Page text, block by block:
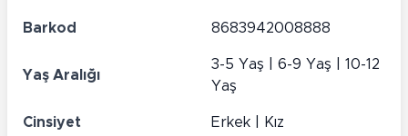
Barkod 8683942008888
Yaş Aralığı
3-5 Yaş | 6-9 Yaş | 10-12
Yaş
Cinsiyet Erkek | Kız